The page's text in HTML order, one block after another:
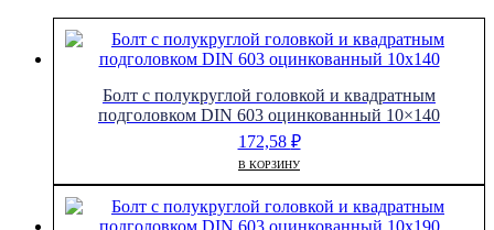
Болт с полукруглой головкой и квадратным
подголовком DIN 603 оцинкованный 10×140
172,58 ₽
В КОРЗИНУ